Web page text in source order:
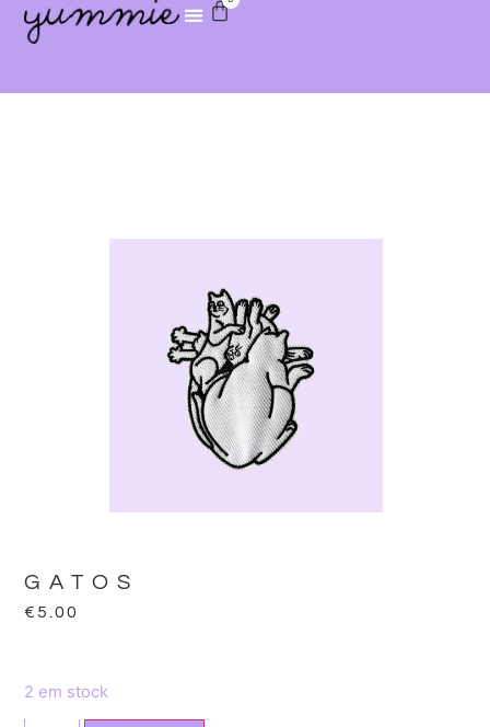
GATOS
€5.00
2 em stock